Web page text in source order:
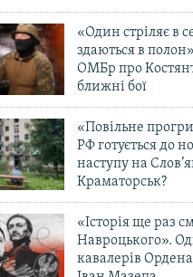
«Один стріляє в
здаються в
ОМБр про
ближні бої
«Повільне
РФ готується до
наступу на
Краматорськ?
«Історія ще раз
Навроцького».
кавалерів